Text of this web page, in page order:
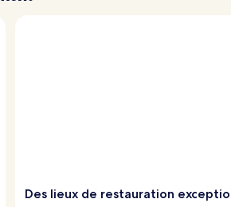
Des lieux de restauration